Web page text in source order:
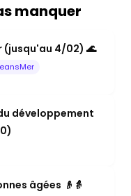
manquer
(jusqu'au 4/02) 🌊
développement
âgées 👴👵